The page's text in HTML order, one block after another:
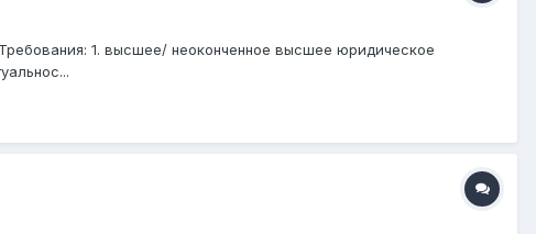
1. высшее/ неоконченное высшее юридическое